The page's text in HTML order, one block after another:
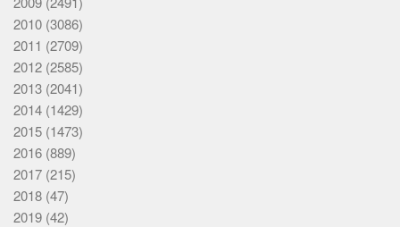
2010 (3086)
2011 (2709)
2012 (2585)
2013 (2041)
2014 (1429)
2015 (1473)
2016 (889)
2017 (215)
2018 (47)
2019 (42)